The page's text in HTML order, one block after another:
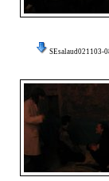
SEsalaud021103-